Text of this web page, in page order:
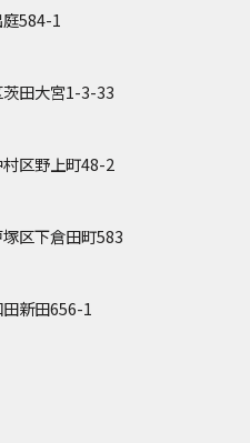
584-1
田大宮1-3-33
区野上町48-2
区下倉田町583
新田656-1